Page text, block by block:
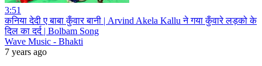
3:51
कनिया देदी ए बाबा कुँवार बानी | Arvind Akela Kallu ने गया कुँवारे लड़को के
दिल का दर्द | Bolbam Song
Wave Music - Bhakti
7 years ago